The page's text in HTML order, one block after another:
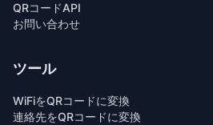
QRコードAPI
お問い合わせ
ツール
WiFiをQRコードに変換
連絡先をQRコードに変換